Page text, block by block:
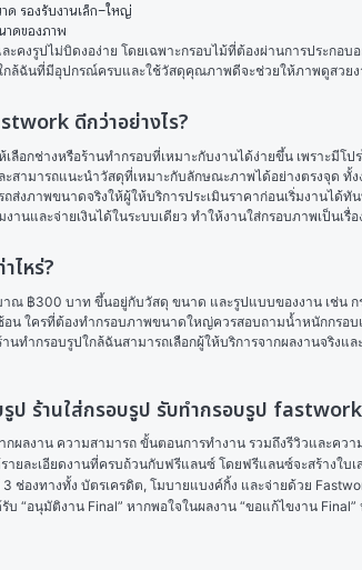
ด รองรับงานเล็ก–ใหญ่
าดของภาพ
คงรูปไม่บิดงอง่าย โดยเฉพาะกรอบไม้ที่ต้องผ่านการประก
กล้ฉันที่มีอุปกรณ์ครบและใช้วัสดุคุณภาพดีจะช่วยให้ภาพดูสวย
ดีกว่าอย่างไร?
ลือกช่างหรือร้านทำกรอบที่เหมาะกับงานได้ง่ายขึ้น เพราะมี
สามารถแนะนำวัสดุที่เหมาะกับลักษณะภาพได้อย่างตรงจุด ทั้
ส่งภาพขนาดจริงให้ผู้ให้บริการประเมินราคาก่อนเริ่มงานไ
นและจ่ายเงินได้ในระบบเดียว ทำให้งานใส่กรอบภาพเป็นเรื่
ไหร่?
าณ ฿300 บาท ขึ้นอยู่กับวัสดุ ขนาด และรูปแบบของงาน เช่น
น ใครที่ต้องทำกรอบภาพขนาดใหญ่ควรสอบถามน้ำหนักกรอ
นทำกรอบรูปใกล้ฉันสามารถเลือกผู้ให้บริการจากผลงานจริงแ
ป ร้านใส่กรอบรูป รับทํากรอบรูป fastwork
ผลงาน ความสามารถ ขั้นตอนการทำงาน รวมถึงรีวิวและควา
ายละเอียดงานที่ครบถ้วนกับฟรีแลนซ์ โดยฟรีแลนซ์จะสร้างใบ
3 ช่องทางทั้ง บัตรเครดิต, โมบายแบงค์กิ้ง และจ่ายด้วย
“อนุมัติงาน Final” หากพอใจในผลงาน “ขอแก้ไขงาน